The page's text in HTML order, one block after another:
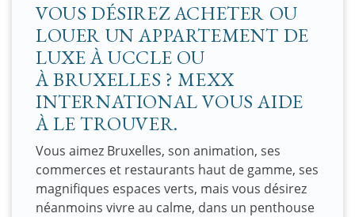
VOUS DÉSIREZ ACHETER OU
LOUER UN APPARTEMENT DE
LUXE À UCCLE OU
À BRUXELLES ? MEXX
INTERNATIONAL VOUS AIDE
À LE TROUVER.
Vous aimez Bruxelles, son animation, ses
commerces et restaurants haut de gamme, ses
magnifiques espaces verts, mais vous désirez
néanmoins vivre au calme, dans un penthouse